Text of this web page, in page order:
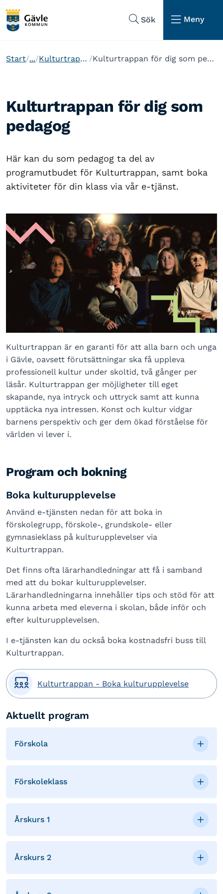
Sök
Meny
Start ... Kulturtrappan Kulturtrappan för dig som pedagog
Kulturtrappan för dig som
pedagog
Här kan du som pedagog ta del av
programutbudet för Kulturtrappan, samt boka
aktiviteter för din klass via vår e-tjänst.
Kulturtrappan är en garanti för att alla barn och unga
i Gävle, oavsett förutsättningar ska få uppleva
professionell kultur under skoltid, två gånger per
läsår. Kulturtrappan ger möjligheter till eget
skapande, nya intryck och uttryck samt att kunna
upptäcka nya intressen. Konst och kultur vidgar
barnens perspektiv och ger dem ökad förståelse för
världen vi lever i.
Program och bokning
Boka kulturupplevelse
Använd e-tjänsten nedan för att boka in
förskolegrupp, förskole-, grundskole- eller
gymnasieklass på kulturupplevelser via
Kulturtrappan.
Det finns ofta lärarhandledningar att få i samband
med att du bokar kulturupplevelser.
Lärarhandledningarna innehåller tips och stöd för att
kunna arbeta med eleverna i skolan, både inför och
efter kulturupplevelsen.
I e-tjänsten kan du också boka kostnadsfri buss till
Kulturtrappan.
 Kulturtrappan - Boka kulturupplevelse
Aktuellt program
Förskola
Förskoleklass
Årskurs 1
Årskurs 2